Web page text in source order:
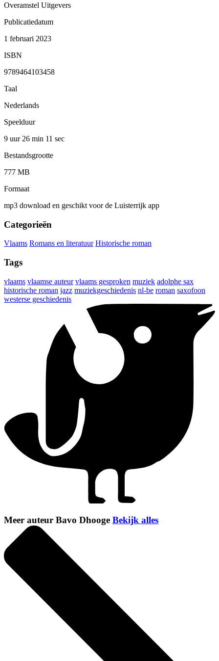
Overamstel Uitgevers
Publicatiedatum
1 februari 2023
ISBN
9789464103458
Taal
Nederlands
Speelduur
9 uur 26 min 11 sec
Bestandsgrootte
777 MB
Formaat
mp3 download en geschikt voor de Luisterrijk app
Categorieën
Vlaams Romans en literatuur Historische roman
Tags
vlaams vlaamse auteur vlaams gesproken muziek adolphe sax
historische roman jazz muziekgeschiedenis nl-be roman saxofoon
westerse geschiedenis
Meer auteur Bavo Dhooge Bekijk alles